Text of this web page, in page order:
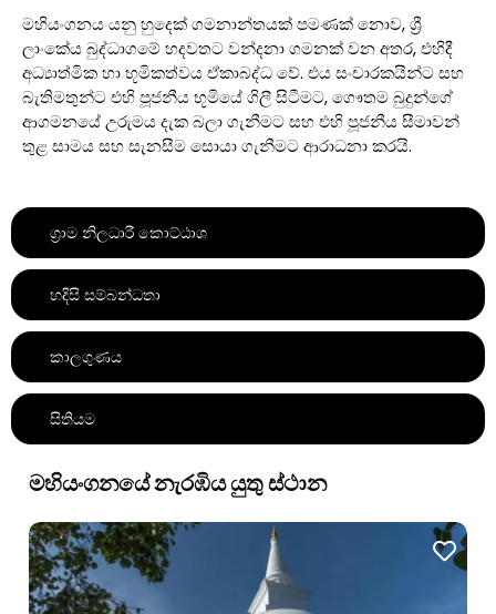
ග්‍රාම නිලධාරී කොට්ඨාශ
හදිසි සම්බන්ධතා
කාලගුණය
සිතියම
මහියංගනය යනු හුදෙක් ගමනාන්තයක් පමණක් නොව, ශ්‍රී
ලාංකේය බුද්ධාගමේ හදවතට වන්දනා ගමනක් වන අතර, එහිදී
අධ්‍යාත්මික හා භූමිකත්වය ඒකාබද්ධ වේ. එය සංචාරකයින්ට සහ
බැතිමතුන්ට එහි පූජනීය භූමියේ ගිලී සිටීමට, ගෞතම බුදුන්ගේ
ආගමනයේ උරුමය දැක බලා ගැනීමට සහ එහි පූජනීය සීමාවන්
තුළ සාමය සහ සැනසීම සොයා ගැනීමට ආරාධනා කරයි.
මහියංගනයේ නැරඹිය යුතු ස්ථාන